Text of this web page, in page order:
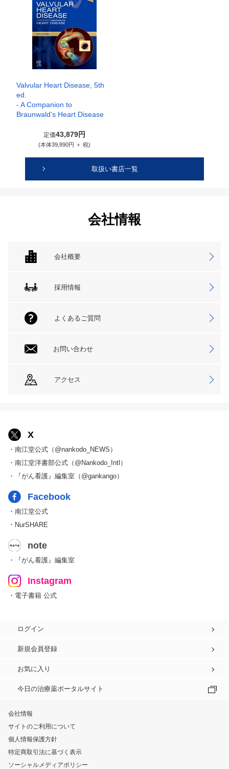
Valvular Heart Disease, 5th
ed.
- A Companion to
Braunwald's Heart Disease
定価43,879円
(本体39,890円 ＋ 税)
取扱い書店一覧
会社情報
会社概要
採用情報
よくあるご質問
お問い合わせ
アクセス
X
・南江堂公式（@nankodo_NEWS）
・南江堂洋書部公式（@Nankodo_Intl）
・『がん看護』編集室（@gankango）
Facebook
・南江堂公式
・NurSHARE
note
・『がん看護』編集室
Instagram
・電子書籍 公式
ログイン
新規会員登録
お気に入り
今日の治療薬ポータルサイト
会社情報
サイトのご利用について
個人情報保護方針
特定商取引法に基づく表示
ソーシャルメディアポリシー